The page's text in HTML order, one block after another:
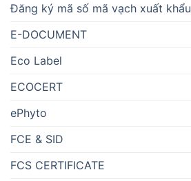
Đăng ký mã số mã vạch xuất khẩu
E-DOCUMENT
Eco Label
ECOCERT
ePhyto
FCE & SID
FCS CERTIFICATE